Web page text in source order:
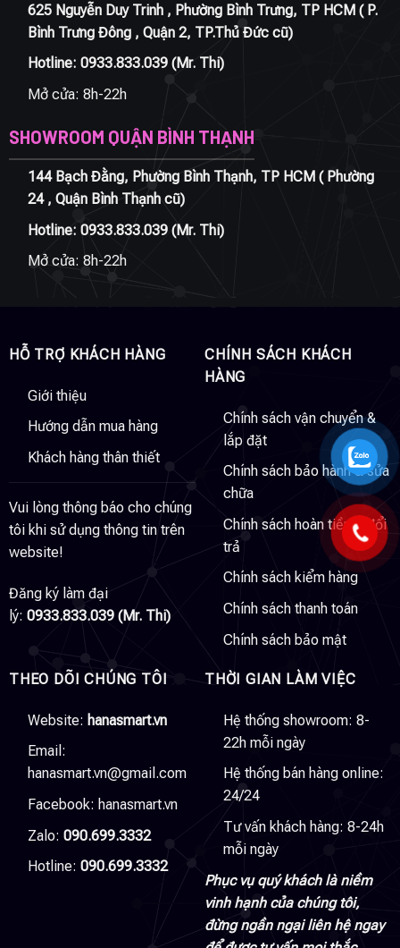
625 Nguyễn Duy Trinh , Phường Bình Trưng, TP HCM ( P.
Bình Trưng Đông , Quận 2, TP.Thủ Đức cũ)
Hotline: 0933.833.039(Mr. Thi)
Mở cửa: 8h-22h
SHOWROOM QUẬN BÌNH THẠNH
144 Bạch Đằng, Phường Bình Thạnh, TP HCM ( Phường
24 , Quận Bình Thạnh cũ)
Hotline: 0933.833.039(Mr. Thi)
Mở cửa: 8h-22h
HỖ TRỢ KHÁCH HÀNG
Giới thiệu
Hướng dẫn mua hàng
Khách hàng thân thiết
Vui lòng thông báo cho chúng
tôi khi sử dụng thông tin trên
website!
Đăng ký làm đại
lý: 0933.833.039 (Mr. Thi)
CHÍNH SÁCH KHÁCH
HÀNG
Chính sách vận chuyển &
lắp đặt
Chính sách bảo hành & sửa
chữa
Chính sách hoàn tiền & đổi
trả
Chính sách kiểm hàng
Chính sách thanh toán
Chính sách bảo mật
THEO DÕI CHÚNG TÔI
Website: hanasmart.vn
Email:
hanasmart.vn@gmail.com
Facebook: hanasmart.vn
Zalo: 090.699.3332
Hotline: 090.699.3332
THỜI GIAN LÀM VIỆC
Hệ thống showroom: 8-
22h mỗi ngày
Hệ thống bán hàng online:
24/24
Tư vấn khách hàng: 8-24h
mỗi ngày
Phục vụ quý khách là niềm
vinh hạnh của chúng tôi,
đừng ngần ngại liên hệ ngay